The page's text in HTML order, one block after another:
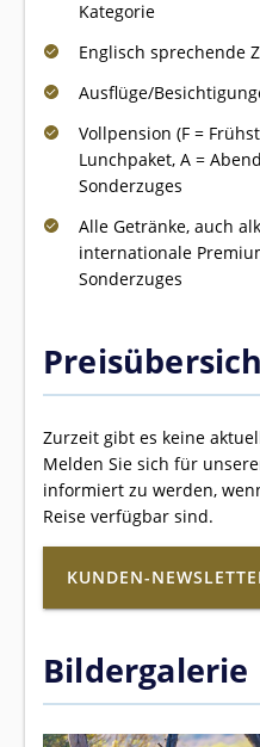
Kategorie
Englisch sprechende
Ausflüge/
Vollpension (F =
Lunchpaket, A =
Sonderzuges
Alle Getränke, auch
internationale
Sonderzuges
Zurzeit gibt es keine
Melden Sie sich für
informiert zu werden,
Reise verfügbar sind.
KUNDEN-
Bildergalerie